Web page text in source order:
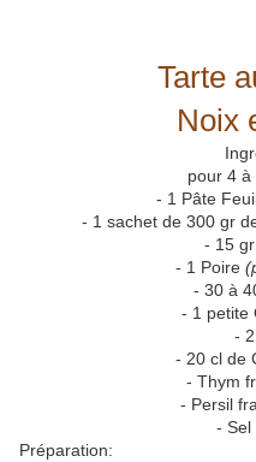
Tarte
Noix
pour 4 à
- 1 Pâte
- 1 sachet de 300 gr
- 15
- 1 Poire
- 30 à
- 1 petite
-
- 20 cl de
- Thym
- Persil
- Sel
Préparation: